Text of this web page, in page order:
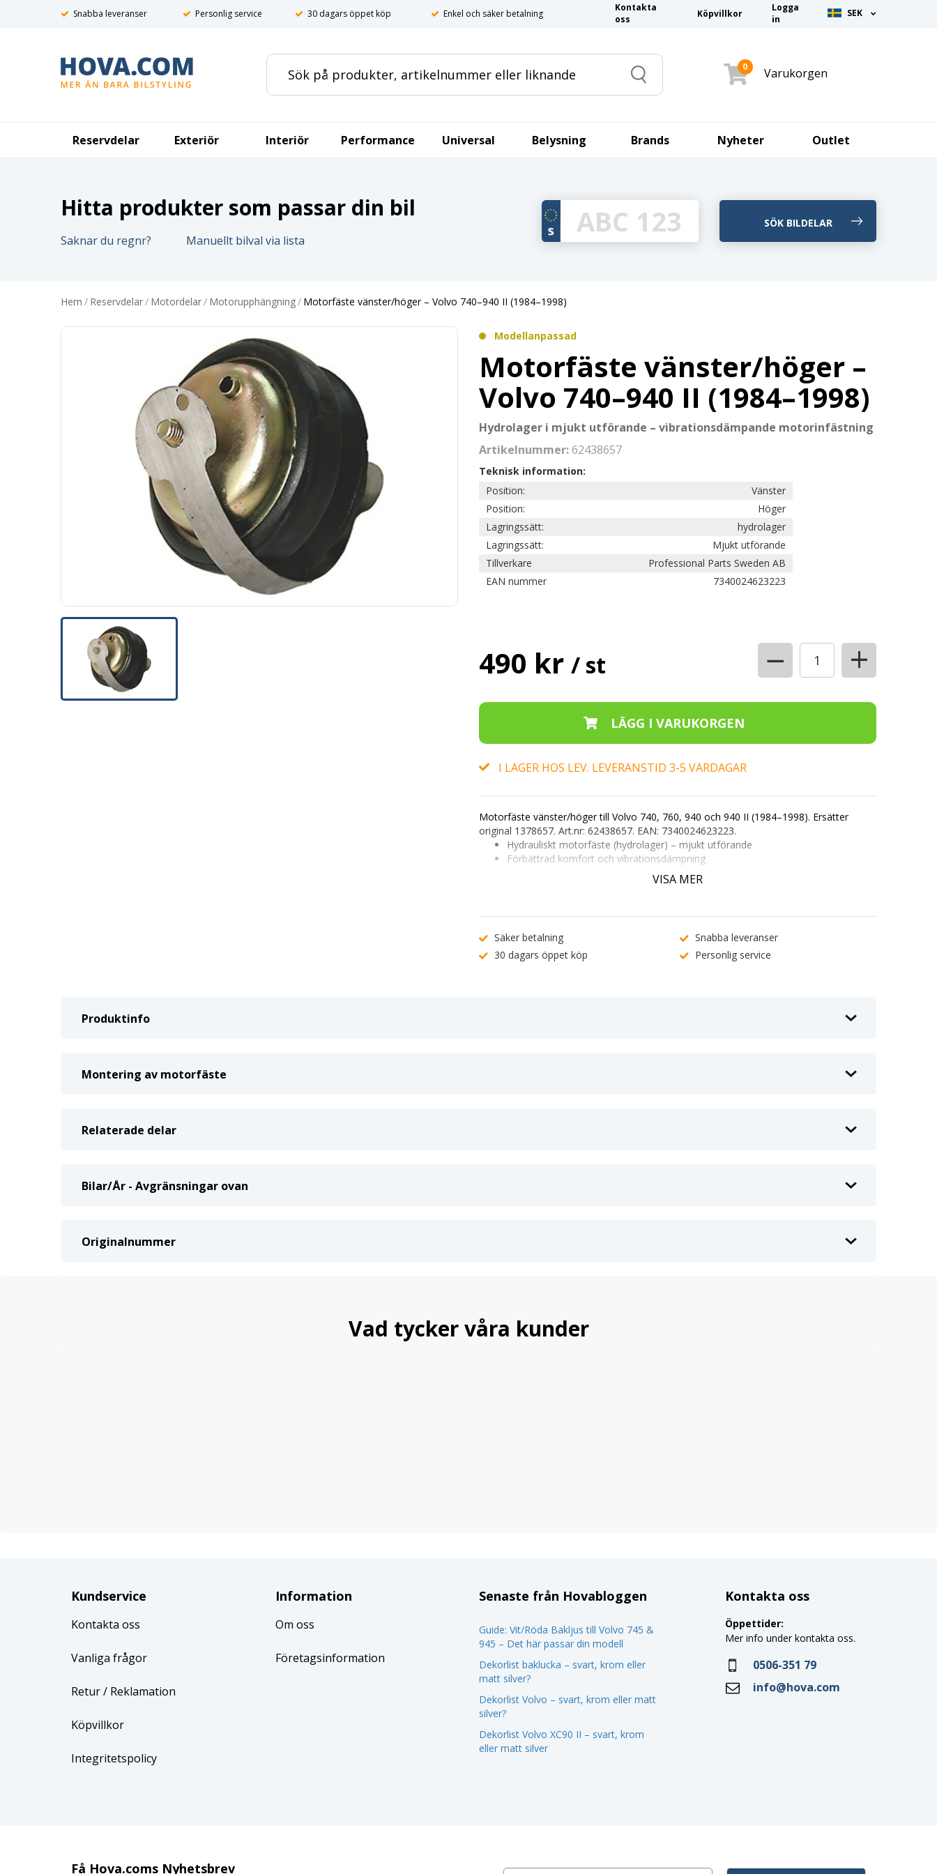
Snabba leveranser Personlig service 30 dagars öppet köp Enkel och säker betalning
Kontakta
oss
Köpvillkor
Logga
in
SEK
Search
0 Varukorgen
Reservdelar Exteriör Interiör Performance Universal Belysning Brands Nyheter Outlet
Hitta produkter som passar din bil
Saknar du regnr? Manuellt bilval via lista
Hem / Reservdelar/ Motordelar/ Motorupphängning/ Motorfäste vänster/höger – Volvo 740–940 II (1984–1998)
Modellanpassad
Motorfäste vänster/höger –
Volvo 740–940 II (1984–1998)
Hydrolager i mjukt utförande – vibrationsdämpande motorinfästning
Artikelnummer:62438657
Teknisk information:
Position:
Vänster
Position:
Höger
Lagringssätt:
hydrolager
Lagringssätt:
Mjukt utförande
Tillverkare
Professional Parts Sweden AB
EAN nummer
7340024623223
490 kr / st − +
I LAGER HOS LEV. LEVERANSTID 3-5 VARDAGAR
Motorfäste vänster/högertill Volvo 740, 760, 940 och 940 II (1984–1998). Ersätter
original 1378657. Art.nr: 62438657. EAN: 7340024623223.
Hydrauliskt motorfäste (hydrolager) – mjukt utförande
Förbättrad komfort och vibrationsdämpning
Passar både vänster och höger sidaVISA MER
Säker betalning
Snabba leveranser
30 dagars öppet köp
Personlig service
Produktinfo
Montering av motorfäste
Relaterade delar
Bilar/År - Avgränsningar ovan
Originalnummer
Vad tycker våra kunder
Kundservice
Kontakta oss
Vanliga frågor
Retur/ Reklamation
Köpvillkor
Integritetspolicy
Information
Om oss
Företagsinformation
Senaste från Hovabloggen
Guide: Vit/Röda Bakljus till Volvo 745 &
945 – Det här passar din modell
Dekorlist baklucka – svart, krom eller
matt silver?
Dekorlist Volvo – svart, krom eller matt
silver?
Dekorlist Volvo XC90 II – svart, krom
eller matt silver
Kontakta oss
Öppettider:
Mer info under kontakta oss.
0506-351 79
info@hova.com
Få Hova.coms Nyhetsbrev